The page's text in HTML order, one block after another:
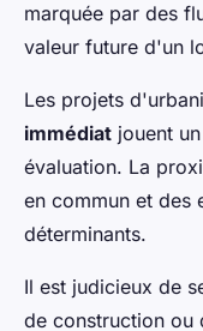
marquée par des
valeur future d'un
Les projets
immédiat jouent
évaluation. La
en commun et des
déterminants.
Il est judicieux de
de construction ou